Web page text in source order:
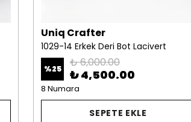
Uniq Crafter
1029-14 Erkek Deri Bot Lacivert
%25 ₺ 6,000.00
₺ 4,500.00
8 Numara
SEPETE EKLE